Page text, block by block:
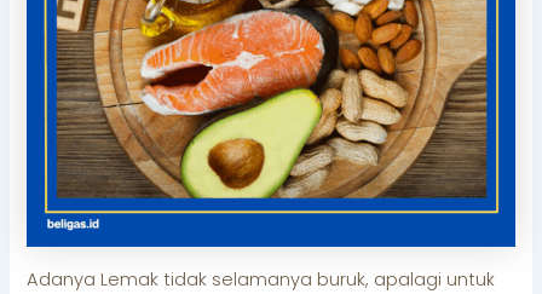
Adanya Lemak tidak selamanya buruk, apalagi untuk